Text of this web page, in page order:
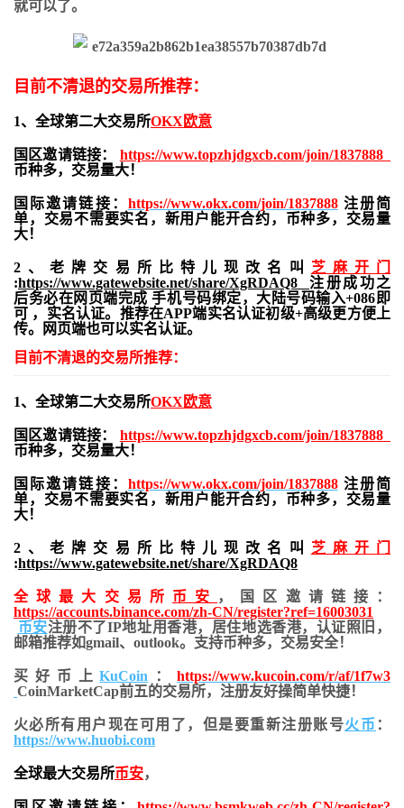
就可以了。
目前不清退的交易所推荐：
1、全球第二大交易所OKX欧意
国区邀请链接： https://www.topzhjdgxcb.com/join/1837888
币种多，交易量大！
国际邀请链接： https://www.okx.com/join/1837888注册简
单，交易不需要实名，新用户能开合约， 币种多，交易量
大！
2、老牌交易所比特儿现改名叫 芝麻开门
:https://www.gatewebsite.net/share/XgRDAQ8 注册成功之
后务必在网页端完成 手机号码绑定，大陆号码输入+086即
可 ，实名认证。推荐在APP端实名认证初级+高级更方便上
传。网页端也可以实名认证。
目前不清退的交易所推荐：
1、全球第二大交易所OKX欧意
国区邀请链接： https://www.topzhjdgxcb.com/join/1837888
币种多，交易量大！
国际邀请链接： https://www.okx.com/join/1837888注册简
单，交易不需要实名，新用户能开合约， 币种多，交易量
大！
2、老牌交易所比特儿现改名叫 芝麻开门
:https://www.gatewebsite.net/share/XgRDAQ8
全球最大交易所 币安
，国区邀请链接：
https://accounts.binance.com/zh-CN/register?ref=16003031
币安注册不了IP地址用香港，居住地选香港，认证照旧，
邮箱推荐如gmail、outlook。支持币种多，交易安全！
买好币上KuCoin ：https://www.kucoin.com/r/af/1f7w3
CoinMarketCap前五的交易所，注册友好操简单快捷！
火必所有用户现在可用了，但是要重新注册账号火币 ：
https://www.huobi.com
全球最大交易所币安，